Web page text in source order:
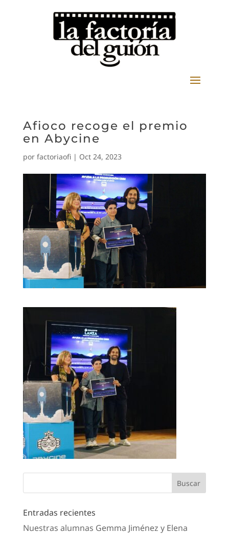
Afioco recoge el premio
en Abycine
por factoriaofi| Oct 24, 2023
Entradas recientes
Nuestras alumnas Gemma Jiménez y Elena